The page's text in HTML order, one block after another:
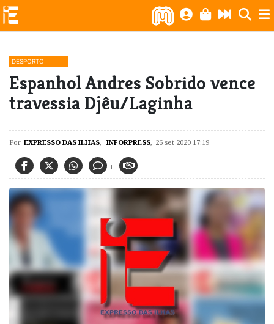
DESPORTO
Espanhol Andres Sobrido vence
travessia Djêu/Laginha
Por EXPRESSO DAS ILHAS, INFORPRESS, 26 set 2020 17:19
1